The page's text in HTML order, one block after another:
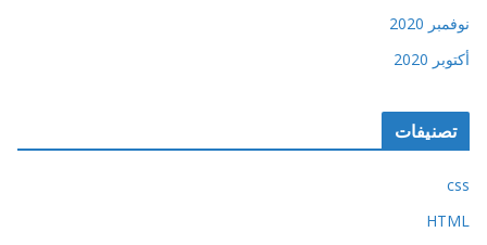
نوفمبر 2020
أكتوبر 2020
تصنيفات
css
HTML